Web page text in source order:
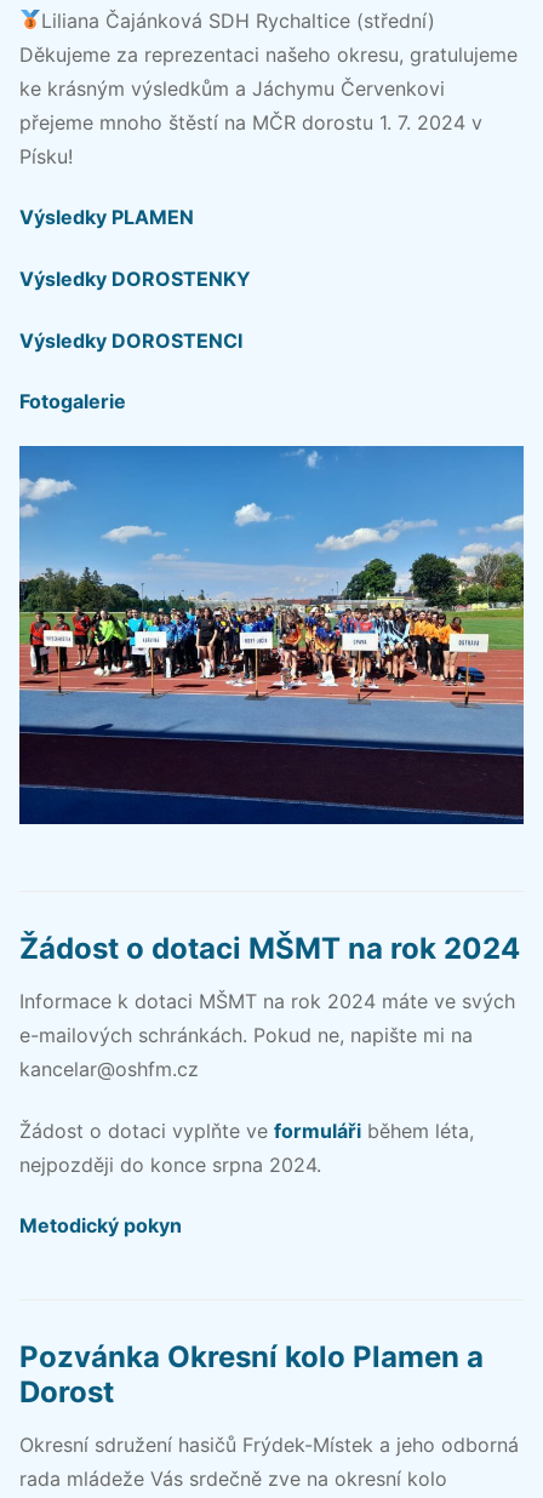
Liliana Čajánková SDH Rychaltice (střední)
Děkujeme za reprezentaci našeho okresu, gratulujeme
ke krásným výsledkům a Jáchymu Červenkovi
přejeme mnoho štěstí na MČR dorostu 1. 7. 2024 v
Písku!
Výsledky PLAMEN
Výsledky DOROSTENKY
Výsledky DOROSTENCI
Fotogalerie
Žádost o dotaci MŠMT na rok 2024
Informace k dotaci MŠMT na rok 2024 máte ve svých
e-mailových schránkách. Pokud ne, napište mi na
kancelar@oshfm.cz
Žádost o dotaci vyplňte ve formuláři během léta,
nejpozději do konce srpna 2024.
Metodický pokyn
Pozvánka Okresní kolo Plamen a
Dorost
Okresní sdružení hasičů Frýdek-Místek a jeho odborná
rada mládeže Vás srdečně zve na okresní kolo